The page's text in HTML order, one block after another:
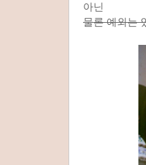
아닌
물론 예외는